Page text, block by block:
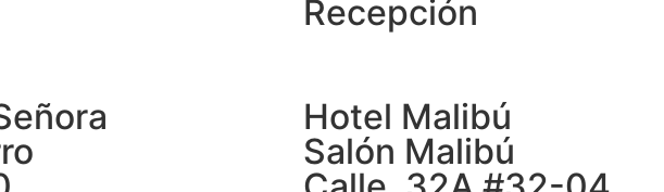
Recepción
Hotel Malibú
Salón Malibú